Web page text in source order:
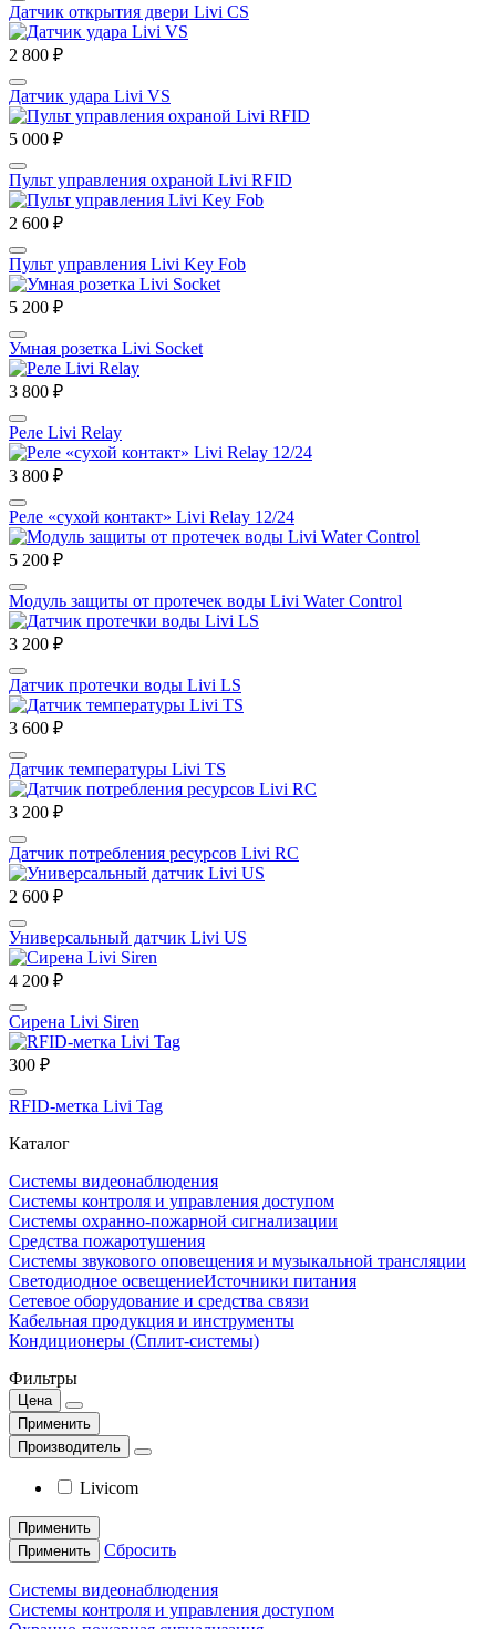
Датчик открытия двери Livi CS
2 800 ₽
Датчик удара Livi VS
5 000 ₽
Пульт управления охраной Livi RFID
2 600 ₽
Пульт управления Livi Key Fob
5 200 ₽
Умная розетка Livi Socket
3 800 ₽
Реле Livi Relay
3 800 ₽
Реле «сухой контакт» Livi Relay 12/24
5 200 ₽
Модуль защиты от протечек воды Livi Water Control
3 200 ₽
Датчик протечки воды Livi LS
3 600 ₽
Датчик температуры Livi TS
3 200 ₽
Датчик потребления ресурсов Livi RC
2 600 ₽
Универсальный датчик Livi US
4 200 ₽
Сирена Livi Siren
300 ₽
RFID-метка Livi Tag
Каталог
Системы видеонаблюдения
Системы контроля и управления доступом
Системы охранно-пожарной сигнализации
Средства пожаротушения
Системы звукового оповещения и музыкальной трансляции
Светодиодное освещениеИсточники питания
Сетевое оборудование и средства связи
Кабельная продукция и инструменты
Кондиционеры (Сплит-системы)
Фильтры
Цена
Применить
Производитель
Livicom
Применить
Применить
Сбросить
Системы видеонаблюдения
Системы контроля и управления доступом